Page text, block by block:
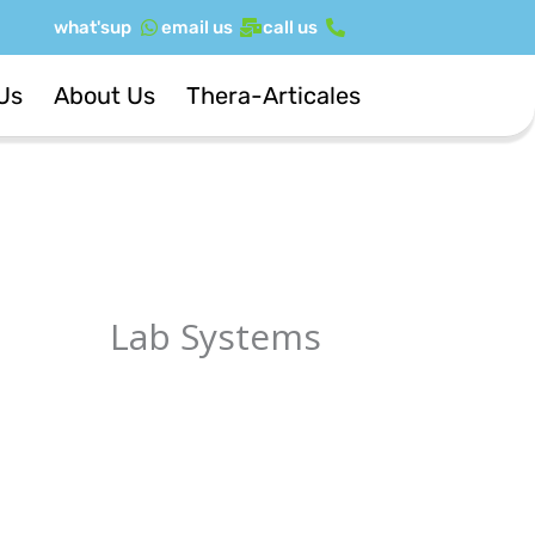
לתוכן
call us
email us
what'sup
Thera-Articales
About Us
Lab Systems